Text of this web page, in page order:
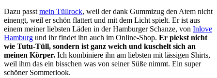
Dazu passtmein Tüllrock, weil der dank Gummizug den Atem nicht
einengt, weil er schön flattert und mit dem Licht spielt. Er ist aus
einem meiner liebsten Läden in der Hamburger Schanze, von Inlove
Hamburg und ihr findet ihn auch im Online-Shop. Er piekst nicht
wie Tutu-Tüll, sondern ist ganz weich und kuschelt sich an
meinen Körper. Ich kombiniere ihn am liebsten mit lässigen Shirts,
weil ihm das ein bisschen was von seiner Süße nimmt. Ein super
schöner Sommerlook.